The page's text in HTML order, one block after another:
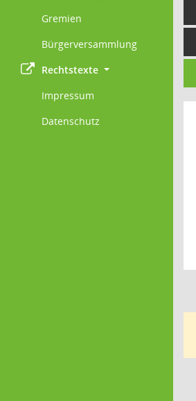
Gremien
Bürgerversammlung
Rechtstexte
Impressum
Datenschutz